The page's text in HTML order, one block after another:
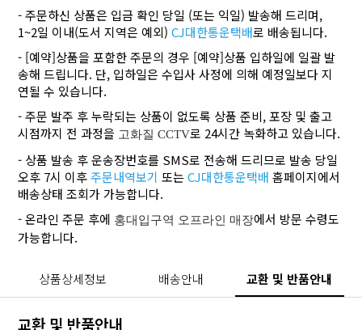
- 주문하신 상품은 입금 확인 당일 (또는 익일) 발송해 드리며,
1~2일 이내(도서 지역은 예외)CJ대한통운택배로 배송됩니다.
- [예약]상품을 포함한 주문의 경우 [예약]상품 입하일에 일괄 발
송해 드립니다. 단, 입하일은 수입사 사정에 의해 예정일보다 지
연될 수 있습니다.
- 주문 발주 후 누락되는 상품이 없도록 상품 준비, 포장 및 출고
시점까지 전 과정을 고화질 CCTV로 24시간 녹화하고 있습니다.
- 상품 발송 후 운송장번호를 SMS로 전송해 드리므로 발송 당일
오후 7시 이후주문내역보기 또는CJ대한통운택배 홈페이지에서
배송상태 조회가 가능합니다.
- 온라인 주문 후에 홍대입구역 오프라인 매장에서 방문 수령도
가능합니다.
상품상세정보 배송안내 교환 및 반품안내
교환 및 반품안내